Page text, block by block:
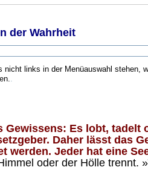
der Wahrheit
links in der Menüauswahl stehen,
Gewissens: Es lobt,
Daher lässt das
werden. Jeder hat eine
oder der Hölle trennt.